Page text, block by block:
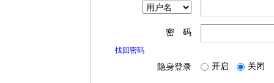
密 码
找回密码
隐身登录 开启 关闭